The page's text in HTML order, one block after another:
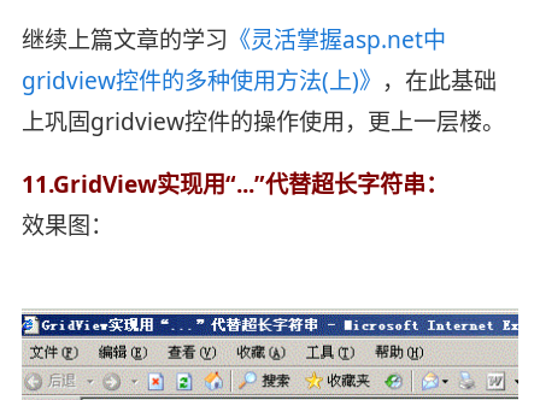
继续上篇文章的学习 《灵活掌握asp.net中
gridview控件的多种使用方法(上)》 ，在此基础
上巩固gridview控件的操作使用，更上一层楼。
11.GridView实现用“...”代替超长字符串：
效果图：